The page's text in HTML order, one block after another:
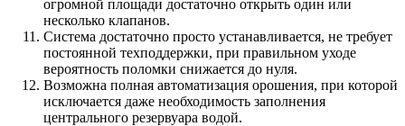
огромной площади достаточно открыть один или
несколько клапанов.
Система достаточно просто устанавливается, не требует
постоянной техподдержки, при правильном уходе
вероятность поломки снижается до нуля.
Возможна полная автоматизация орошения, при которой
исключается даже необходимость заполнения
центрального резервуара водой.